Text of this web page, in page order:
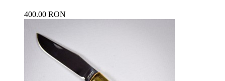
400.00 RON